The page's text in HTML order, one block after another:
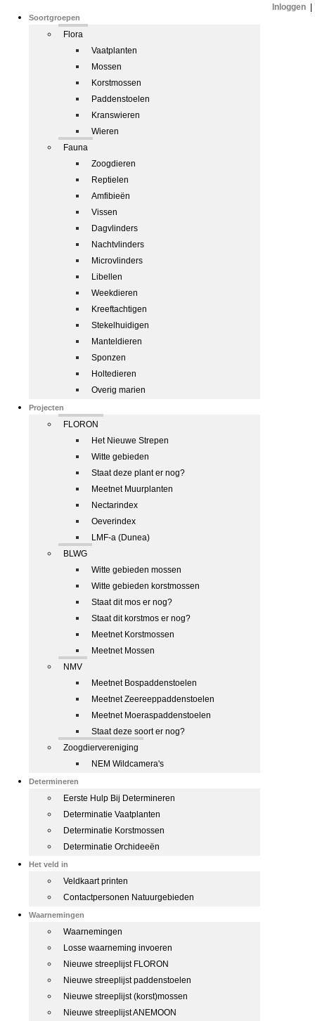
Soortgroepen
Flora
Vaatplanten
Mossen
Korstmossen
Paddenstoelen
Kranswieren
Wieren
Fauna
Zoogdieren
Reptielen
Amfibieën
Vissen
Dagvlinders
Nachtvlinders
Microvlinders
Libellen
Weekdieren
Kreeftachtigen
Stekelhuidigen
Manteldieren
Sponzen
Holtedieren
Overig marien
Projecten
FLORON
Het Nieuwe Strepen
Witte gebieden
Staat deze plant er nog?
Meetnet Muurplanten
Nectarindex
Oeverindex
LMF-a (Dunea)
BLWG
Witte gebieden mossen
Witte gebieden korstmossen
Staat dit mos er nog?
Staat dit korstmos er nog?
Meetnet Korstmossen
Meetnet Mossen
NMV
Meetnet Bospaddenstoelen
Meetnet Zeereeppaddenstoelen
Meetnet Moeraspaddenstoelen
Staat deze soort er nog?
Zoogdiervereniging
NEM Wildcamera's
Determineren
Eerste Hulp Bij Determineren
Determinatie Vaatplanten
Determinatie Korstmossen
Determinatie Orchideeën
Het veld in
Veldkaart printen
Contactpersonen Natuurgebieden
Waarnemingen
Waarnemingen
Losse waarneming invoeren
Nieuwe streeplijst FLORON
Nieuwe streeplijst paddenstoelen
Nieuwe streeplijst (korst)mossen
Nieuwe streeplijst ANEMOON
Inloggen